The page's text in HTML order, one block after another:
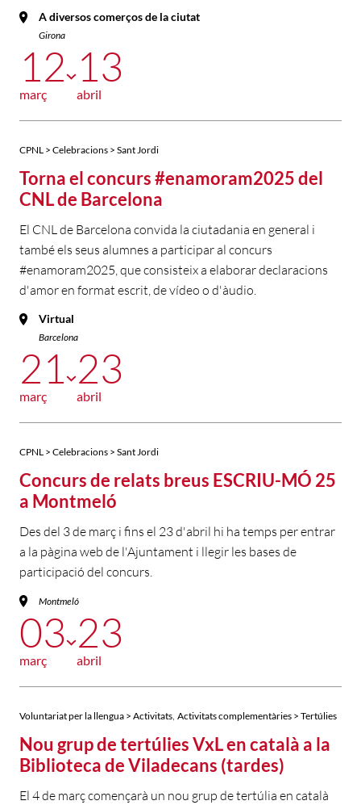
A diversos comerços de la ciutat
Girona
12
març
13
abril
CPNL > Celebracions > Sant Jordi
Torna el concurs #enamoram2025 del
CNL de Barcelona
El CNL de Barcelona convida la ciutadania en general i
també els seus alumnes a participar al concurs
#enamoram2025, que consisteix a elaborar declaracions
d'amor en format escrit, de vídeo o d'àudio.
Virtual
Barcelona
21
març
23
abril
CPNL > Celebracions > Sant Jordi
Concurs de relats breus ESCRIU-MÓ 25
a Montmeló
Des del 3 de març i fins el 23 d'abril hi ha temps per entrar
a la pàgina web de l'Ajuntament i llegir les bases de
participació del concurs.
Montmeló
03
març
23
abril
Voluntariat per la llengua > Activitats Activitats complementàries > Tertúlies
Nou grup de tertúlies VxL en català a la
Biblioteca de Viladecans (tardes)
El 4 de març començarà un nou grup de tertúlia en català